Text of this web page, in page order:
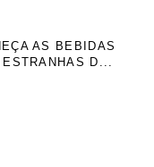
AS BEBIDAS
D...